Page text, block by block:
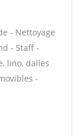
- Nettoyage
- Staff -
lino, dalles
-